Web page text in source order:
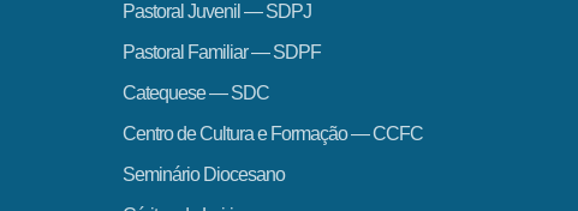
Pastoral Juvenil — SDPJ
Pastoral Familiar — SDPF
Catequese — SDC
Centro de Cultura e Formação — CCFC
Seminário Diocesano